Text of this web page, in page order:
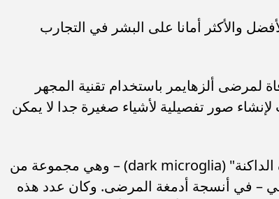
والأكثر أمانا على البشر في التجارب
لمرضى ألزهايمر باستخدام تقنية المجهر
صور تفصيلية لأشياء صغيرة جدا لا يمكن
ووجد الباحثون تراكما لـ "الخلايا الدبقية الصغيرة الداكنة" (dark microglia) – وهي مجموعة من
– في أنسجة أدمغة المرضى. وكان عدد هذه